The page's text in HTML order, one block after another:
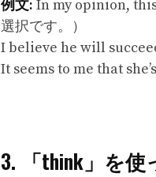
例文: In my opinion,
選択です。）
I believe he will
It seems to me that
3. 「think」を